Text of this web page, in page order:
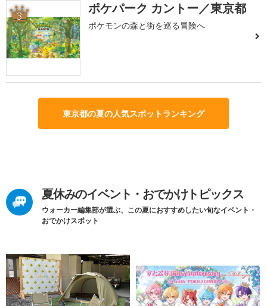
3 ポケパーク カントー／東京都
ポケモンの森と街を巡る冒険へ
東京都の夏の人気スポットランキング
夏休みのイベント・おでかけトピックス
ウォーカー編集部が選ぶ、この夏におすすめしたい旬なイベント・
おでかけスポット